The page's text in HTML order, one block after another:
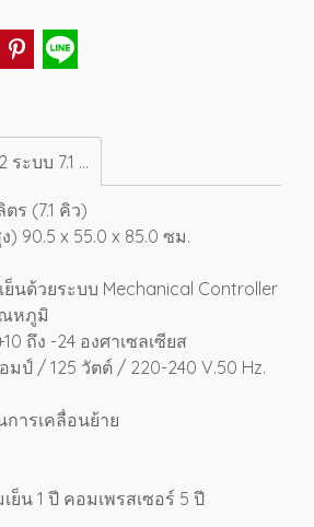
ตู้แช่แข็ง/แช่เย็น 2 ระบบ 7.1 คิว SCF-0215
ร (7.1 คิว)
90.5 x 55.0 x 85.0 ซม.
นด้วยระบบ Mechanical Controller
หภูมิ
ถึง -24 องศาเซลเซียส
มป์ / 125 วัตต์ / 220-240 V.50 Hz.
ารเคลื่อนย้าย
ย็น 1 ปี คอมเพรสเซอร์ 5 ปี